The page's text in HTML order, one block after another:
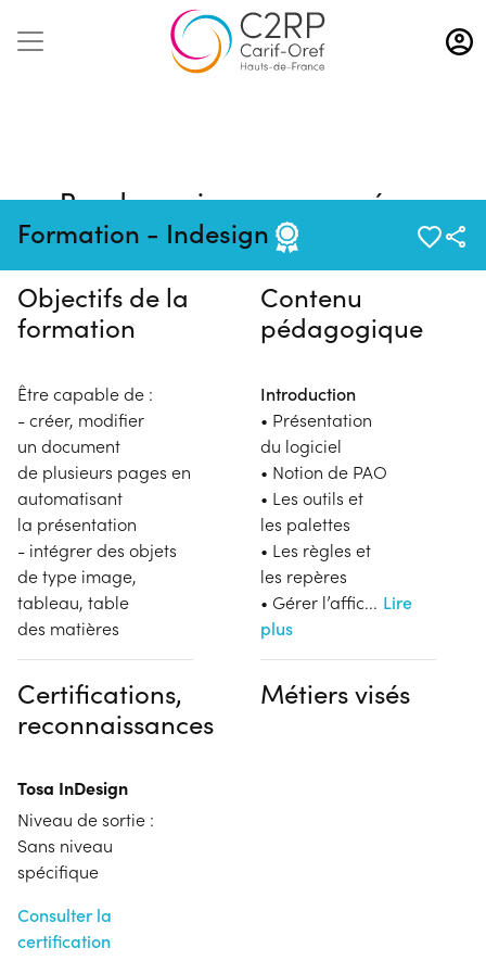
Aller
au
contenu
Formation - Indesign
Pas de session programmée en
ce moment
Objectifs de la
formation
Être capable de :
- créer, modifier
un document
de plusieurs pages en
automatisant
la présentation
- intégrer des objets
de type image,
tableau, table
des matières
Contenu
pédagogique
Introduction
• Présentation
du logiciel
• Notion de PAO
• Les outils et
les palettes
• Les règles et
les repères
• Gérer l’affic... Lire
plus
Certifications,
reconnaissances
Tosa InDesign
Niveau de sortie :
Sans niveau
spécifique
Consulter la
certification
Métiers visés